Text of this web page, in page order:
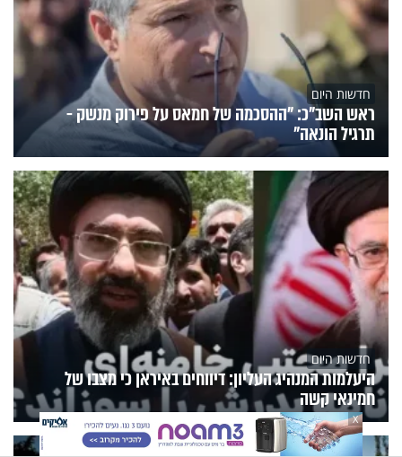
חדשות היום
ראש השב"כ: "ההסכמה של חמאס על פירוק מנשק -
תרגיל הונאה"
חדשות היום
היעלמות המנהיג העליון: דיווחים באיראן כי מצבו של
חמינאי קשה
X